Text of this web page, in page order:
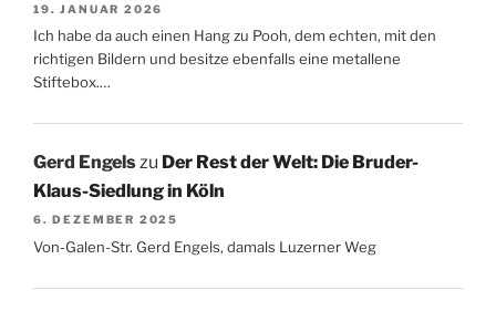
19. JANUAR 2026
Ich habe da auch einen Hang zu Pooh, dem echten, mit den
richtigen Bildern und besitze ebenfalls eine metallene
Stiftebox.…
Gerd Engelszu Der Rest der Welt: Die Bruder-
Klaus-Siedlung in Köln
6. DEZEMBER 2025
Von-Galen-Str. Gerd Engels, damals Luzerner Weg